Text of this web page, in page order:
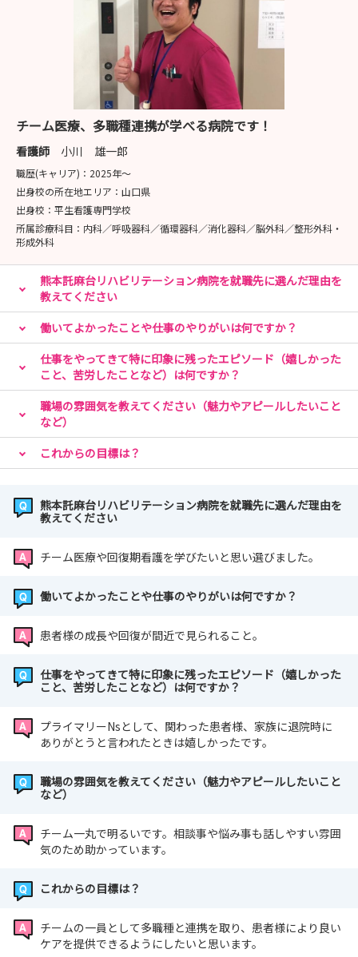
また、変則3交替制を採用し、夜勤は12時間未満で身体的
無理なく働き続けられる制度設計と、時間単価アップによ
る収入面の安心感を両立しています。
さらに！2026年1月より年間休日数が110日→120日に増
え、より働きやすさもアップ✨
仕事も私生活も大切にできますよ◎
📝【採用試験】日程が決定いたしました！
📅開催日：8月14日（金）14：00～16：00
※上記時間はあくまで予定です。人数によっては変更にな
る場合もございます。
👀【病院見学会】～リアルな現場を体験～
📅開催日：随時受け付けておりますので、お気軽にお問い
合わせください。
🏥内容：
見学会では、病棟の雰囲気や働くスタッフの様子を実際に
また、教育制度やキャリア支援、福利厚生などについても
担当者が丁寧に説明いたします。
さらに、先輩看護師とのフリートークでは、現場でのやり
できます。
「どんな環境で看護を学べるのか」「先輩はどんな風に働
気になる疑問を解消できるチャンスです！
🎀見学だけでも、選考だけでも大歓迎！！
「まずは雰囲気を見てみたい」「自分に合うか確かめた
チーム医療、多職種連携が学べる病院です！
看護師 小川 雄一郎
職歴(キャリア)： 2025年〜
出身校の所在地エリア： 山口県
出身校： 平生看護専門学校
所属診療科目： 内科／呼吸器科／循環器科／消化器科／脳外科／整形外科・
形成外科
熊本託麻台リハビリテーション病院を就職先に選んだ理由を
教えてください
働いてよかったことや仕事のやりがいは何ですか？
仕事をやってきて特に印象に残ったエピソード（嬉しかった
こと、苦労したことなど）は何ですか？
職場の雰囲気を教えてください（魅力やアピールしたいこと
など）
これからの目標は？
熊本託麻台リハビリテーション病院を就職先に選んだ理由を
教えてください
チーム医療や回復期看護を学びたいと思い選びました。
働いてよかったことや仕事のやりがいは何ですか？
患者様の成長や回復が間近で見られること。
仕事をやってきて特に印象に残ったエピソード（嬉しかった
こと、苦労したことなど）は何ですか？
プライマリーNsとして、関わった患者様、家族に退院時に
ありがとうと言われたときは嬉しかったです。
職場の雰囲気を教えてください（魅力やアピールしたいこと
など）
チーム一丸で明るいです。相談事や悩み事も話しやすい雰囲
気のため助かっています。
これからの目標は？
チームの一員として多職種と連携を取り、患者様により良い
ケアを提供できるようにしたいと思います。